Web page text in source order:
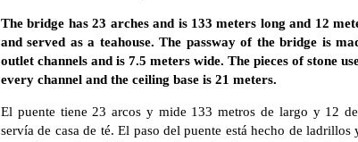
The bridge has 23 arches and is 133 meters long and 12
and served as a teahouse. The passway of the bridge is
outlet channels and is 7.5 meters wide. The pieces of stone
every channel and the ceiling base is 21 meters.
El puente tiene 23 arcos y mide 133 metros de largo y 12
servía de casa de té. El paso del puente está hecho de